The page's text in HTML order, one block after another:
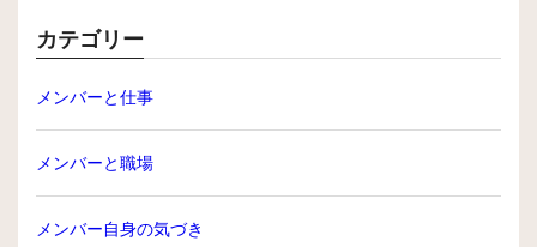
は、そのものが本来の力や効果を発揮するために必要なメカニズ
つながります。その意味では、遊びは内発的モチベーションによ
を組み込むことであり、仕事のゲーム化（ゲーミフィケーショ
カテゴリー
メンバーと仕事
メンバーと職場
メンバー自身の気づき